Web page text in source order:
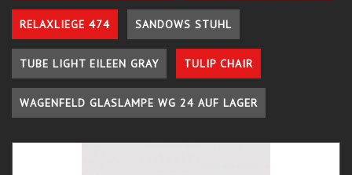
RELAXLIEGE 474 SANDOWS STUHL
TUBE LIGHT EILEEN GRAY TULIP CHAIR
WAGENFELD GLASLAMPE WG 24 AUF LAGER